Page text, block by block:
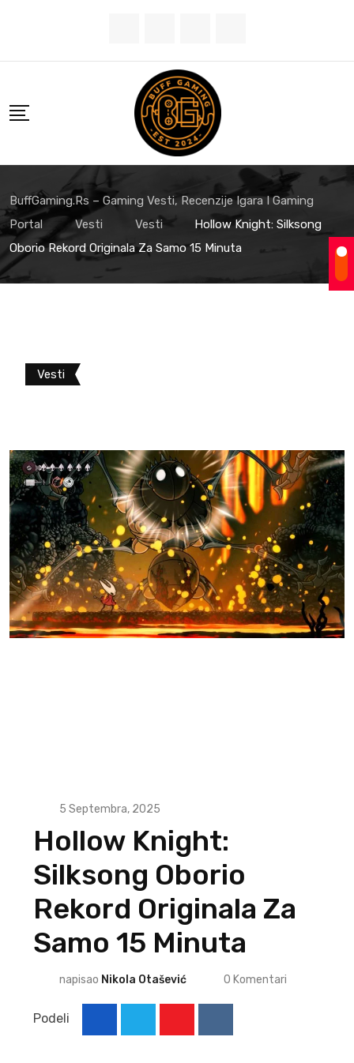
BuffGaming.rs – Gaming Vesti, Recenzije Igara I Gaming
Portal
Vesti Vesti
Hollow Knight: Silksong
Oborio Rekord Originala Za Samo 15 Minuta
Vesti
5 Septembra, 2025
Hollow Knight:
Silksong Oborio
Rekord Originala Za
Samo 15 Minuta
napisao Nikola Otašević 0 Komentari
Podeli